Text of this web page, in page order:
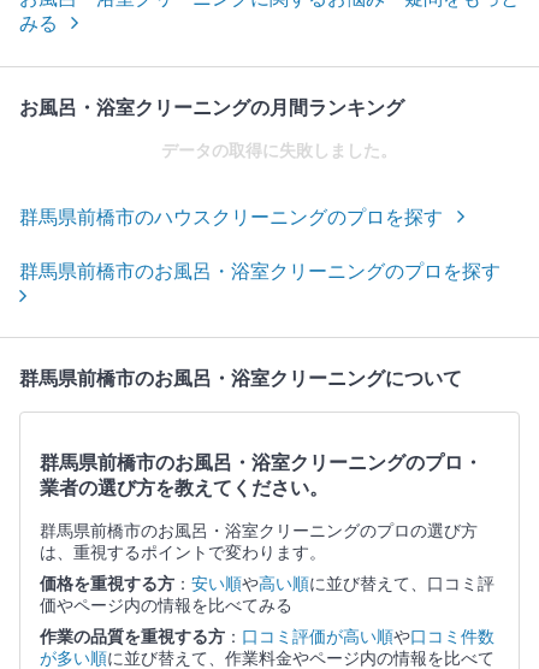
みる
お風呂・浴室クリーニングの月間ランキング
データの取得に失敗しました。
群馬県前橋市のハウスクリーニングのプロを探す
群馬県前橋市のお風呂・浴室クリーニングのプロを探す
群馬県前橋市のお風呂・浴室クリーニングについて
群馬県前橋市のお風呂・浴室クリーニングのプロ・
業者の選び方を教えてください。
群馬県前橋市のお風呂・浴室クリーニングのプロの選び方
は、重視するポイントで変わります。
価格を重視する方 ： 安い順や高い順に並び替えて、口コミ評
価やページ内の情報を比べてみる
作業の品質を重視する方 ： 口コミ評価が高い順や口コミ件数
が多い順に並び替えて、作業料金やページ内の情報を比べて